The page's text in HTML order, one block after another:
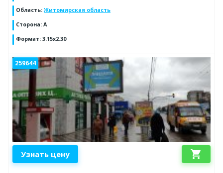
Область: Житомирская область
Сторона: A
Формат: 3.15x2.30
259644
Узнать цену shopping_cart